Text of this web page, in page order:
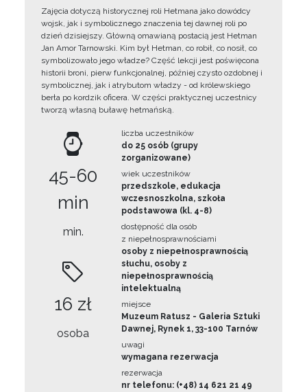
Zajęcia dotyczą historycznej roli Hetmana jako dowódcy
wojsk, jak i symbolicznego znaczenia tej dawnej roli po
dzień dzisiejszy. Główną omawianą postacią jest Hetman
Jan Amor Tarnowski. Kim był Hetman, co robił, co nosił, co
symbolizowało jego władze? Część lekcji jest poświęcona
historii broni, pierw funkcjonalnej, później czysto ozdobnej i
symbolicznej, jak i atrybutom władzy - od królewskiego
berła po kordzik oficera. W części praktycznej uczestnicy
tworzą własną buławę hetmańską.
45-60
min
min.
16 zł
osoba
liczba uczestników
do 25 osób (grupy
zorganizowane)
wiek uczestników
przedszkole, edukacja
wczesnoszkolna, szkoła
podstawowa (kl. 4-8)
dostępność dla osób
z niepełnosprawnościami
osoby z niepełnosprawnością
słuchu, osoby z
niepełnosprawnością
intelektualną
miejsce
Muzeum Ratusz - Galeria Sztuki
Dawnej, Rynek 1, 33-100 Tarnów
uwagi
wymagana rezerwacja
rezerwacja
nr telefonu: (+48) 14 621 21 49